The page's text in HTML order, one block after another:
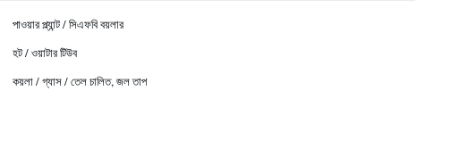
পাওয়ার প্ল্যান্ট / সিএফবি বয়লার
হট / ওয়াটার টিউব
কয়লা / গ্যাস / তেল চালিত, জল তাপ